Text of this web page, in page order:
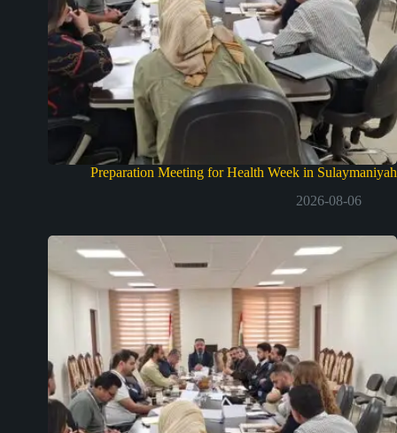
Preparation Meeting for Health Week in Sulaymaniyah
2026-08-06